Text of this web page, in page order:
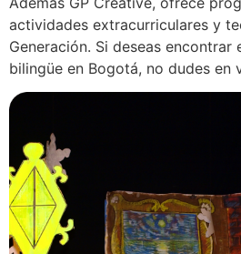
actividades extracurriculares y
Generación. Si deseas encontrar
bilingüe en Bogotá, no dudes en